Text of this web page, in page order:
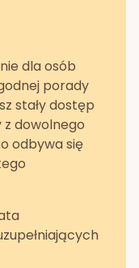
dla osób
porady
stały dostęp
dowolnego
odbywa się